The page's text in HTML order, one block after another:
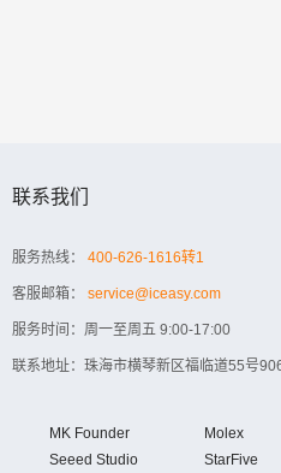
联系我们
服务热线：400-626-1616转1
客服邮箱：service@iceasy.com
服务时间：周一至周五 9:00-17:00
联系地址：珠海市横琴新区福临道55号
MK Founder
Molex
Seeed Studio
StarFive